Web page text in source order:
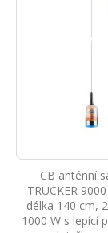
CB anténní
TRUCKER
délka 140 cm,
1000 W s lepící